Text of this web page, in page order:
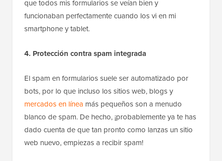
que todos mis formularios se veían bien y
funcionaban perfectamente cuando los vi en mi
smartphone y tablet.
4. Protección contra spam integrada
El spam en formularios suele ser automatizado por
bots, por lo que incluso los sitios web, blogs y
mercados en línea más pequeños son a menudo
blanco de spam. De hecho, ¡probablemente ya te has
dado cuenta de que tan pronto como lanzas un sitio
web nuevo, empiezas a recibir spam!